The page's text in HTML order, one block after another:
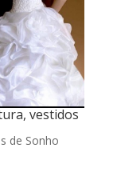
vestidos
de Sonho